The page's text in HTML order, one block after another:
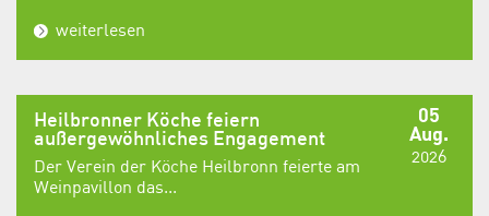
weiterlesen
05
Aug.
2026
Heilbronner Köche feiern
außergewöhnliches Engagement
Der Verein der Köche Heilbronn feierte am
Weinpavillon das...